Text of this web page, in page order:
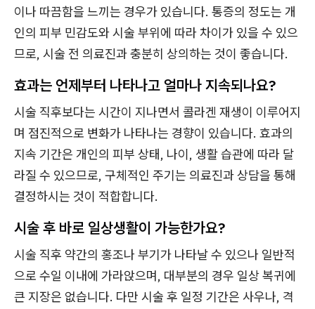
이나 따끔함을 느끼는 경우가 있습니다. 통증의 정도는 개
인의 피부 민감도와 시술 부위에 따라 차이가 있을 수 있으
므로, 시술 전 의료진과 충분히 상의하는 것이 좋습니다.
효과는 언제부터 나타나고 얼마나 지속되나요?
시술 직후보다는 시간이 지나면서 콜라겐 재생이 이루어지
며 점진적으로 변화가 나타나는 경향이 있습니다. 효과의
지속 기간은 개인의 피부 상태, 나이, 생활 습관에 따라 달
라질 수 있으므로, 구체적인 주기는 의료진과 상담을 통해
결정하시는 것이 적합합니다.
시술 후 바로 일상생활이 가능한가요?
시술 직후 약간의 홍조나 부기가 나타날 수 있으나 일반적
으로 수일 이내에 가라앉으며, 대부분의 경우 일상 복귀에
큰 지장은 없습니다. 다만 시술 후 일정 기간은 사우나, 격